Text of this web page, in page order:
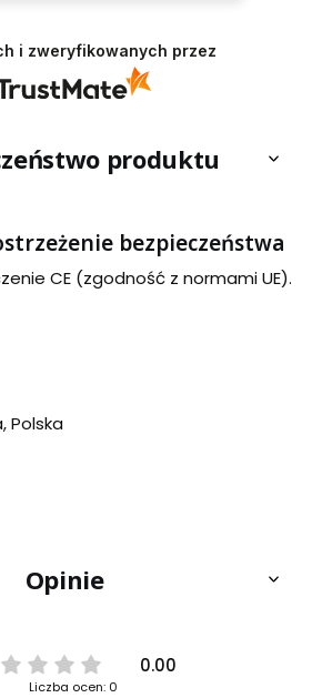
i zweryfikowanych przez
produktu
bezpieczeństwa
CE (zgodność z normami UE).
Polska
Opinie
0.00
Liczba ocen: 0